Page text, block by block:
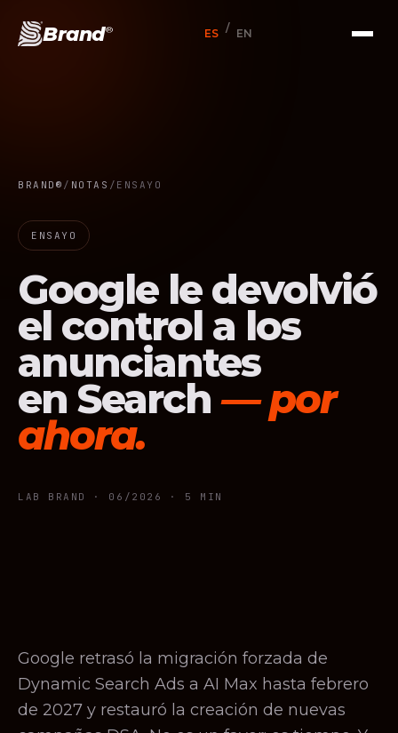
Brand® ES / EN
BRAND® / NOTAS / ENSAYO
ENSAYO
Google le devolvió
el control a los
anunciantes
en Search— por
ahora.
LAB BRAND · 06/2026 · 5 MIN
Google retrasó la migración forzada de
Dynamic Search Ads a AI Max hasta febrero
de 2027 y restauró la creación de nuevas